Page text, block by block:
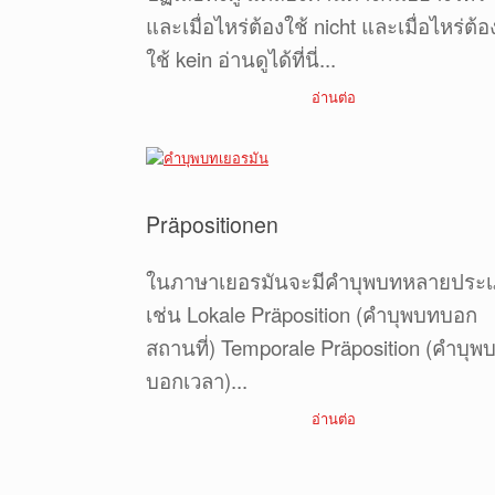
และเมื่อไหร่ต้องใช้ nicht และเมื่อไหร่ต้อ
ใช้ kein อ่านดูได้ที่นี่...
อ่านต่อ
Präpositionen
ในภาษาเยอรมันจะมีคำบุพบทหลายประ
เช่น Lokale Präposition (คำบุพบทบอก
สถานที่) Temporale Präposition (คำบุพ
บอกเวลา)...
อ่านต่อ